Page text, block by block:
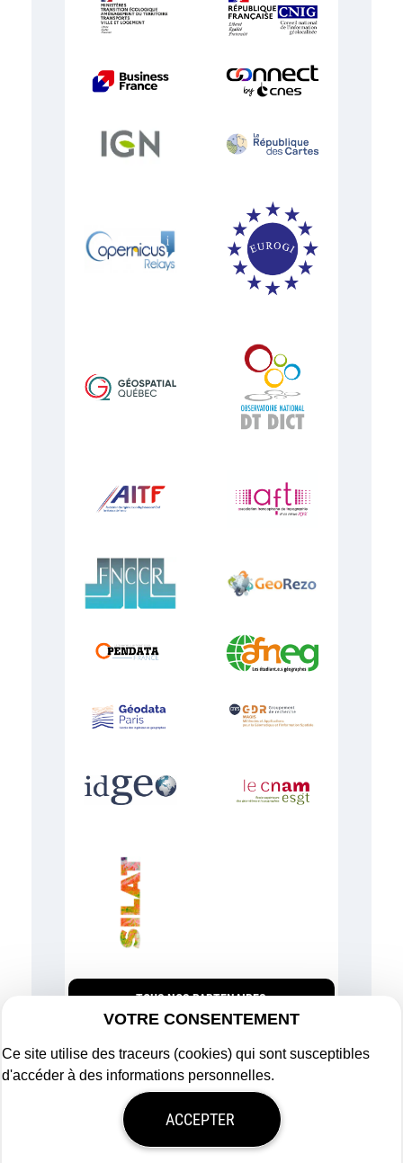
TOUS NOS PARTENAIRES
Mentions légales
Politique de confidentialité
VOTRE CONSENTEMENT
Ce site utilise des traceurs (cookies) qui sont susceptibles
d'accéder à des informations personnelles.
ACCEPTER